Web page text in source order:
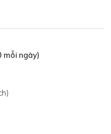
mỗi ngày)